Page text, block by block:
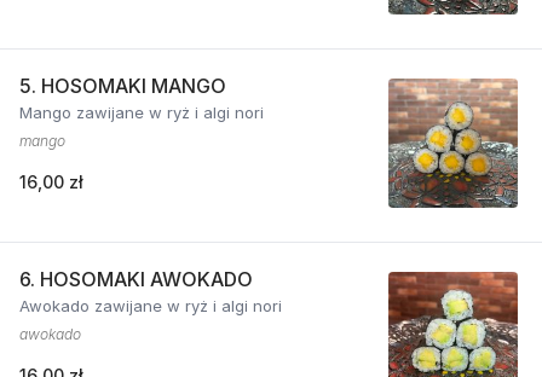
5. HOSOMAKI MANGO
Mango zawijane w ryż i algi nori
mango
16,00 zł
6. HOSOMAKI AWOKADO
Awokado zawijane w ryż i algi nori
awokado